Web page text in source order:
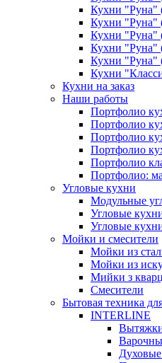
Кухни "Руна"
Кухни "Руна"
Кухни "Руна"
Кухни "Руна"
Кухни "Руна"
Кухни
Кухни на заказ
Наши работы
Портфолио
Портфолио
Портфолио
Портфолио
Портфолио
Портфолио:
Угловые кухни
Модульные
Угловые
Угловые
Мойки и смесители
Мойки из
Мойки из
Мийки з
Смесители
Бытовая техника
INTERLINE